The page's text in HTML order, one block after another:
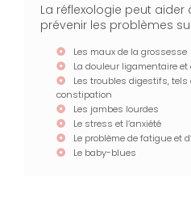
La réflexologie peut
prévenir les problèmes
Les maux de la grossesse
La douleur ligamentaire et
Les troubles digestifs,
constipation
Les jambes lourdes
Le stress et l’anxiété
Le problème de fatigue et
Le baby-blues